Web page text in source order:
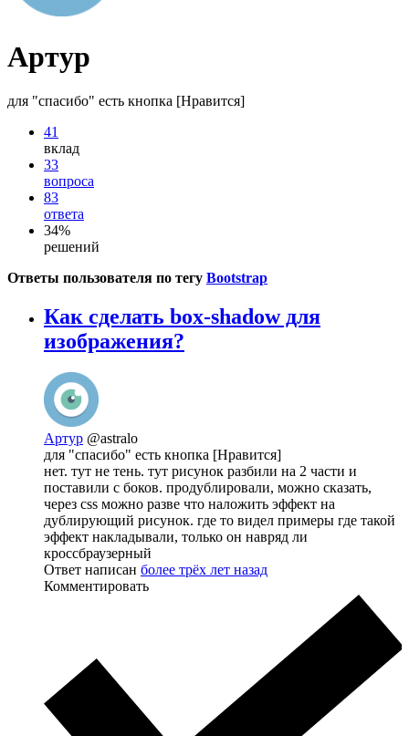
Артур
для "спасибо" есть кнопка [Нравится]
41
вклад
33
вопроса
83
ответа
34%
решений
Ответы пользователя по тегу Bootstrap
Как сделать box-shadow для
изображения?
Артур @astralo
для "спасибо" есть кнопка [Нравится]
нет. тут не тень. тут рисунок разбили на 2 части и
поставили с боков. продублировали, можно сказать,
через css можно разве что наложить эффект на
дублирующий рисунок. где то видел примеры где такой
эффект накладывали, только он навряд ли
кроссбраузерный
Ответ написан более трёх лет назад
Комментировать